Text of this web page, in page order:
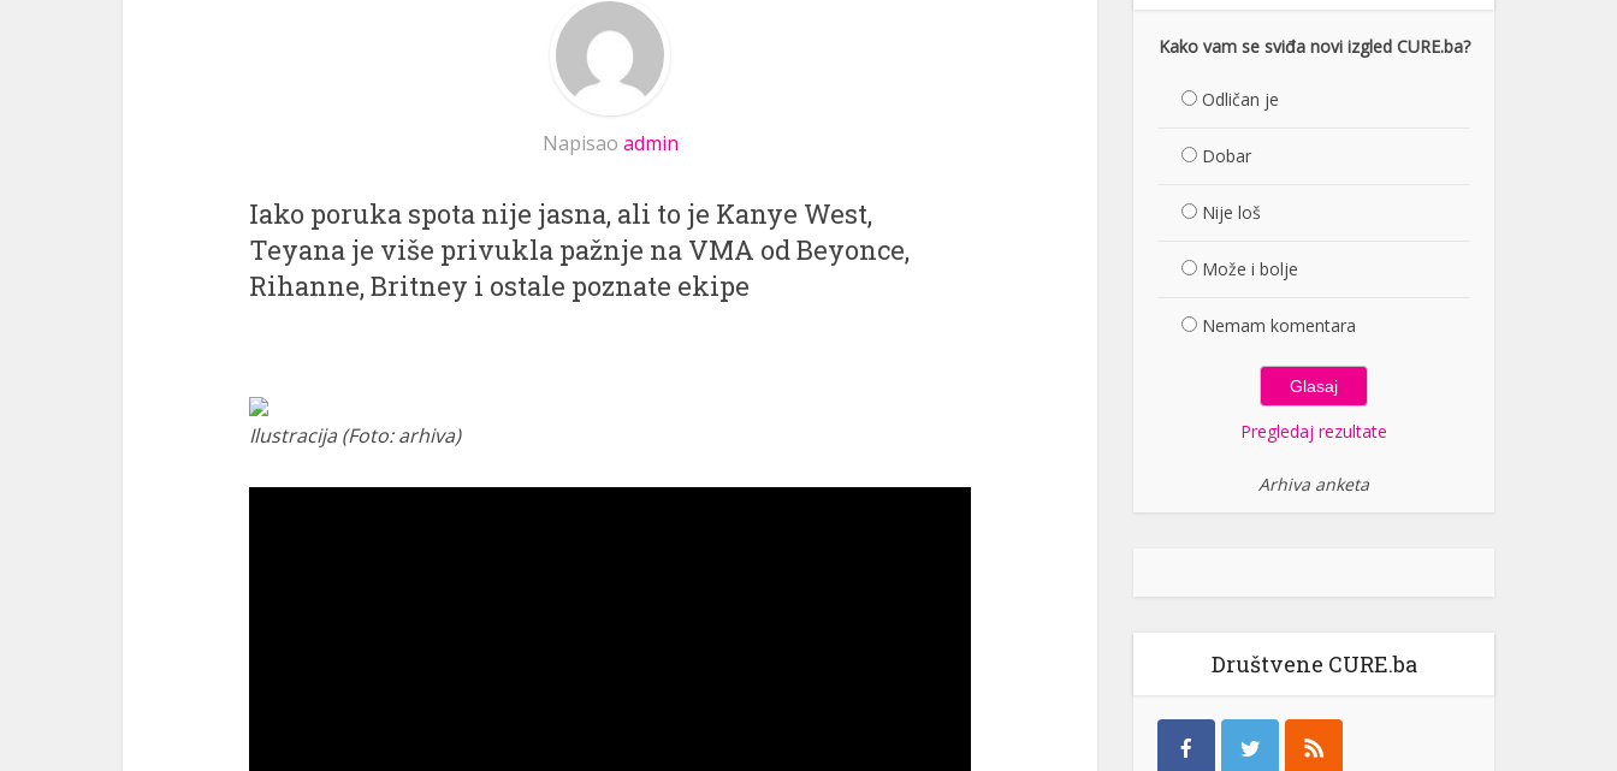
Napisao admin
Iako poruka spota nije jasna, ali to je Kanye West,
Teyana je više privukla pažnje na VMA od Beyonce,
Rihanne, Britney i ostale poznate ekipe
Ilustracija (Foto: arhiva)
Kako vam se sviđa novi izgled CURE.ba?
Odličan je
Dobar
Nije loš
Može i bolje
Nemam komentara
Pregledaj rezultate
Arhiva anketa
Društvene CURE.ba